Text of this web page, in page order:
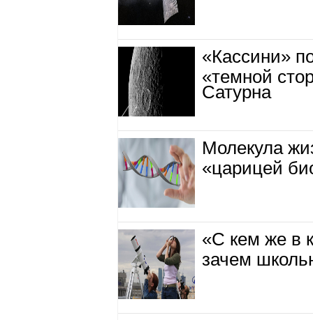
«Кассини»
«темной
Сатурна
Молекула
«царицей
«С кем же в
зачем